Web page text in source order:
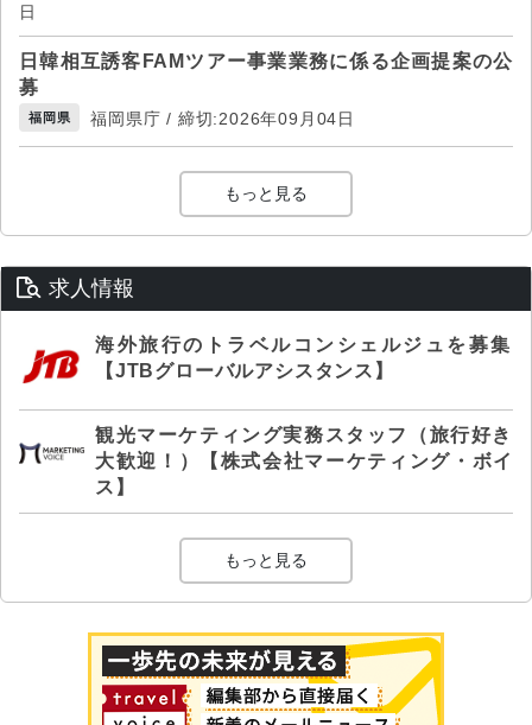
日
日韓相互誘客FAMツアー事業業務に係る企画提案の公
募
福岡県 福岡県庁 / 締切:2026年09月04日
もっと見る
求人情報
海外旅行のトラベルコンシェルジュを募集
【JTBグローバルアシスタンス】
観光マーケティング実務スタッフ（旅行好き
大歓迎！）【株式会社マーケティング・ボイ
ス】
もっと見る